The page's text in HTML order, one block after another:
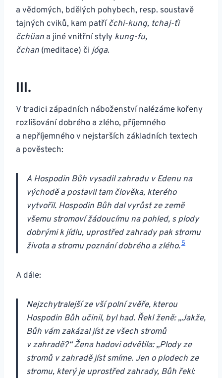
a vědomých, bdělých pohybech, resp. soustavě
tajných cviků, kam patříčchi-kung, tchaj-ťi
čchüan a jiné vnitřní styly kung-fu,
čchan (meditace) či jóga.
III.
V tradici západních náboženství nalézáme kořeny
rozlišování dobrého a zlého, příjemného
a nepříjemného v nejstarších základních textech
a pověstech:
A Hospodin Bůh vysadil zahradu v Edenu na
východě a postavil tam člověka, kterého
vytvořil. Hospodin Bůh dal vyrůst ze země
všemu stromoví žádoucímu na pohled, s plody
dobrými k jídlu, uprostřed zahrady pak stromu
života a stromu poznání dobrého a zlého.5
A dále:
Nejzchytralejší ze vší polní zvěře, kterou
Hospodin Bůh učinil, byl had. Řekl ženě: „Jakže,
Bůh vám zakázal jíst ze všech stromů
v zahradě?“ Žena hadovi odvětila: „Plody ze
stromů v zahradě jíst smíme. Jen o plodech ze
stromu, který je uprostřed zahrady, Bůh řekl: